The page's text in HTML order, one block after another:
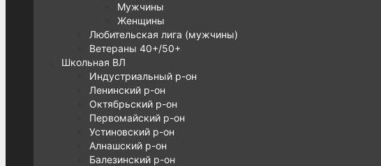
Мужчины
Женщины
Любительская лига (мужчины)
Ветераны 40+/50+
Школьная ВЛ
Индустриальный р-он
Ленинский р-он
Октябрьский р-он
Первомайский р-он
Устиновский р-он
Алнашский р-он
Балезинский р-он